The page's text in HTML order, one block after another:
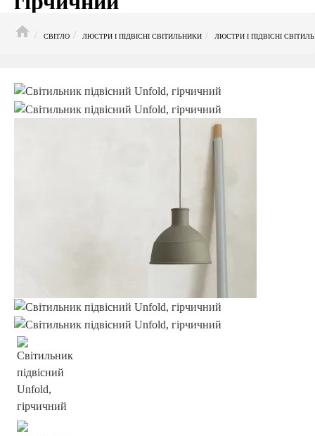
СВІТЛО
ЛЮСТРИ І ПІДВІСНІ СВІТИЛЬНИКИ ЛЮСТРИ І ПІДВІСНІ